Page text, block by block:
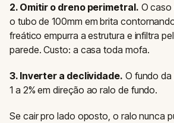
2. Omitir o dreno perimetral. O caso
o tubo de 100mm em brita
freático empurra a estrutura e infiltra
parede. Custo: a casa toda mofa.
3. Inverter a declividade. O fundo
1 a 2% em direção ao ralo de fundo.
Se cair pro lado oposto, o ralo nunca